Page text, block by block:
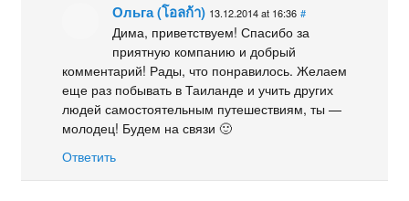
Ольга (โอลก้า) 13.12.2014 at 16:36 #
Дима, приветствуем! Спасибо за
приятную компанию и добрый
комментарий! Рады, что понравилось. Желаем
еще раз побывать в Таиланде и учить других
людей самостоятельным путешествиям, ты —
молодец! Будем на связи 🙂
Ответить